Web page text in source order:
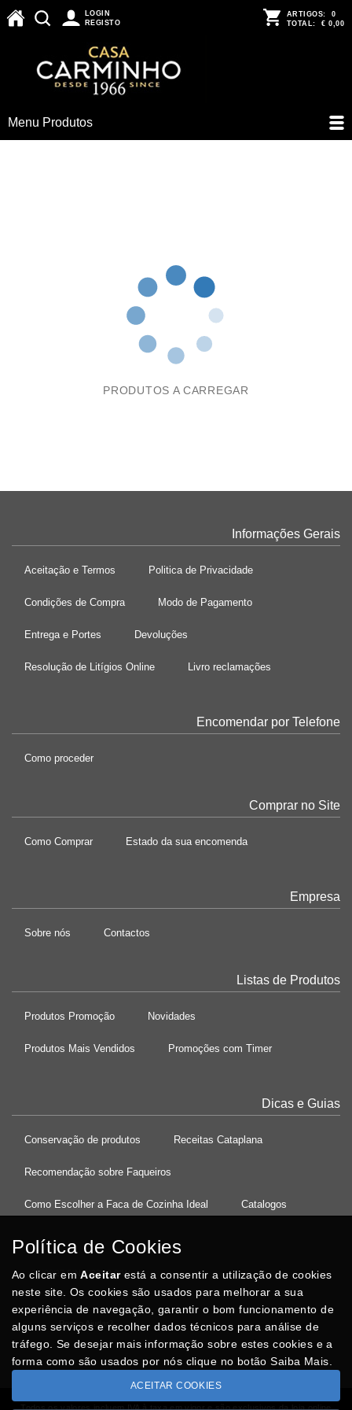
LOGIN
REGISTO
ARTIGOS: 0
TOTAL: € 0,00
Menu Produtos
PRODUTOS A CARREGAR
Informações Gerais
Aceitação e Termos Politica de Privacidade
Condições de Compra Modo de Pagamento
Entrega e Portes Devoluções
Resolução de Litígios Online Livro reclamações
Encomendar por Telefone
Como proceder
Comprar no Site
Como Comprar Estado da sua encomenda
Empresa
Sobre nós Contactos
Listas de Produtos
Produtos Promoção Novidades
Produtos Mais Vendidos Promoções com Timer
Dicas e Guias
Conservação de produtos Receitas Cataplana
Recomendação sobre Faqueiros
Como Escolher a Faca de Cozinha Ideal Catalogos
37°08'27.5"N 8°32'13.9"W
Posso Ajudar?
Todos os valores incluem IVA à taxa em vigor e são exclusivos da loja online
Política de Cookies
Ao clicar emAceitarestá a consentir a utilização de cookies
neste site. Os cookies são usados para melhorar a sua
experiência de navegação, garantir o bom funcionamento de
alguns serviços e recolher dados técnicos para análise de
tráfego. Se desejar mais informação sobre estes cookies e a
forma como são usados por nós clique no botão Saiba Mais.
ACEITAR COOKIES